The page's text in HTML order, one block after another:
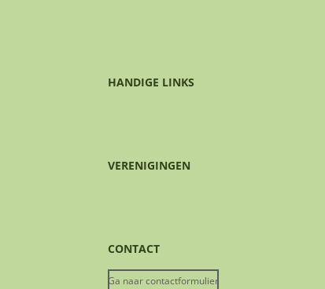
HANDIGE LINKS
VERENIGINGEN
CONTACT
Ga naar contactformulier